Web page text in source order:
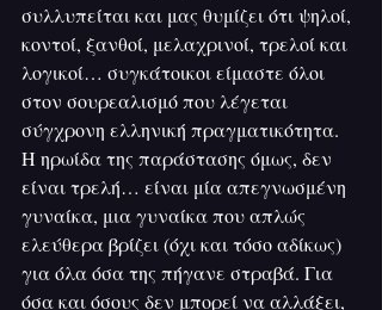
συλλυπείται και μας θυμίζει ότι ψηλοί,
κοντοί, ξανθοί, μελαχρινοί, τρελοί και
λογικοί… συγκάτοικοι είμαστε όλοι
στον σουρεαλισμό που λέγεται
σύγχρονη ελληνική πραγματικότητα.
Η ηρωίδα της παράστασης όμως, δεν
είναι τρελή… είναι μία απεγνωσμένη
γυναίκα, μια γυναίκα που απλώς
ελεύθερα βρίζει (όχι και τόσο αδίκως)
για όλα όσα της πήγανε στραβά. Για
όσα και όσους δεν μπορεί να αλλάξει,